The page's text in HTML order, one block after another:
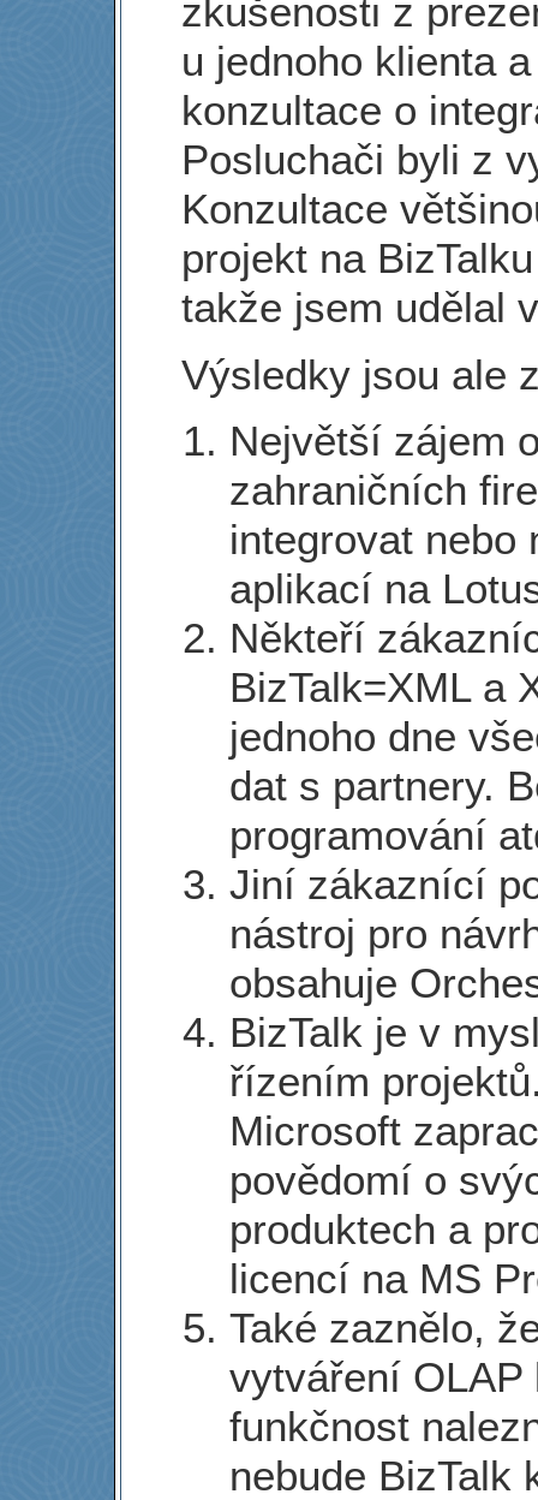
zkušenosti z
u jednoho klienta
konzultace o
Posluchači byli z
Konzultace
projekt na
takže jsem udělal
Výsledky jsou ale
Největší zájem
zahraničních
integrovat nebo
aplikací na
Někteří
BizTalk=XML a
jednoho dne
dat s partnery.
programování
Jiní zákaznící
nástroj pro
obsahuje
BizTalk je v
řízením
Microsoft
povědomí o
produktech a
licencí na MS
Také zaznělo,
vytváření OLAP
funkčnost
nebude BizTalk